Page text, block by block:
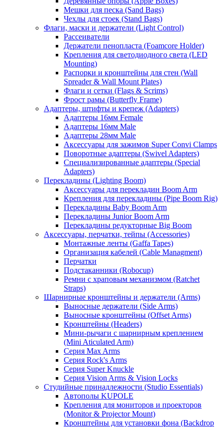
Мешки для песка (Sand Bags)
Чехлы для стоек (Stand Bags)
Флаги, маски и держатели (Light Control)
Рассеиватели
Держатели пенопласта (Foamcore Holder)
Крепления для светодиодного света (LED
Mounting)
Распорки и кронштейны для стен (Wall
Spreader & Wall Mount Plates)
Флаги и сетки (Flags & Scrims)
Фрост рамы (Butterfly Frame)
Адаптеры, штифты и крепеж (Adapters)
Адаптеры 16мм Female
Адаптеры 16мм Male
Адаптеры 28мм Male
Аксессуары для зажимов Super Convi Clamps
Поворотные адаптеры (Swivel Adapters)
Специализированные адаптеры (Special
Adapters)
Перекладины (Lighting Boom)
Аксессуары для перекладин Boom Arm
Крепления для перекладины (Pipe Boom Rig)
Перекладины Baby Boom Arm
Перекладины Junior Boom Arm
Перекладины редукторные Big Boom
Аксессуары, перчатки, тейпы (Accessories)
Монтажные ленты (Gaffa Tapes)
Организация кабелей (Cable Managment)
Перчатки
Подстаканники (Robocup)
Ремни с храповым механизмом (Ratchet
Straps)
Шарнирные кронштейны и держатели (Arms)
Выносные держатели (Side Arms)
Выносные кронштейны (Offset Arms)
Кронштейны (Headers)
Мини-рычаги с шарнирным креплением
(Mini Aticulated Arm)
Серия Max Arms
Серия Rock's Arms
Серия Super Knuckle
Серия Vision Arms & Vision Locks
Студийные принадлежности (Studio Essentials)
Автополы KUPOLE
Крепления для мониторов и проекторов
(Monitor & Projector Mount)
Кронштейны для установки фона (Backdrop